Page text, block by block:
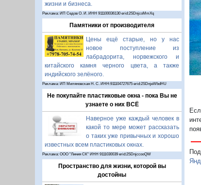
жизни и бизнеса.
Реклама: ИП Седов О. И. ИНН 911100036130 erid:2SDnjcoMmXq
Памятники от производителя
Цены ещё старые, но у нас
новое поступление из
лабрадорита, норвежского и
китайского камня черного цвета, а также
индийского зелёного.
Реклама: ИП Миляновская Н. С. ИНН:911104727675 erid:2SDnjeWbdHU
Не покупайте пластиковые окна - пока Вы не
узнаете о них ВСЁ
Наверное уже каждый человек в
какой то мере может рассказать
о таких уже привычных и хорошо
известных всем пластиковых окнах.
Реклама: ООО "Линия СК" ИНН 9111030039 erid:2SDnjccooQW
Пространство для жизни, которой вы
достойны